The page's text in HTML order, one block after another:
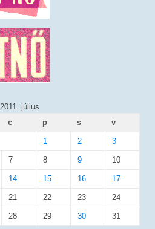
2011. július
c p s v
1 2 3
7 8 9 10
14 15 16 17
21 22 23 24
28 29 30 31